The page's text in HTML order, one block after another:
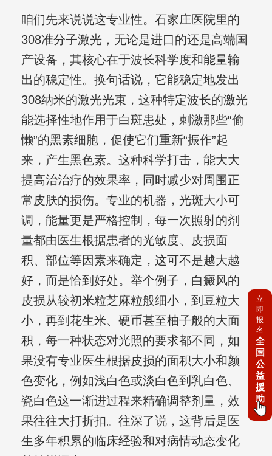
咱们先来说说这专业性。石家庄医院里的
308准分子激光，无论是进口的还是高端国
产设备，其核心在于波长科学度和能量输
出的稳定性。换句话说，它能稳定地发出
308纳米的激光光束，这种特定波长的激光
能选择性地作用于白斑患处，刺激那些“偷
懒”的黑素细胞，促使它们重新“振作”起
来，产生黑色素。这种科学打击，能大大
提高治治疗的效果率，同时减少对周围正
常皮肤的损伤。专业的机器，光斑大小可
调，能量更是严格控制，每一次照射的剂
量都由医生根据患者的光敏度、皮损面
积、部位等因素来确定，这可不是越大越
好，而是恰到好处。举个例子，白癜风的
皮损从较初米粒芝麻粒般细小，到豆粒大
小，再到花生米、硬币甚至柚子般的大面
积，每一种状态对光照的要求都不同，如
果没有专业医生根据皮损的面积大小和颜
色变化，例如浅白色或淡白色到乳白色、
瓷白色这一渐进过程来精确调整剂量，效
果往往大打折扣。往深了说，这背后是医
生多年积累的临床经验和对病情动态变化
立
即
报
名
全
国
公
益
援
助